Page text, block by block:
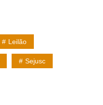
Leilão
Sejusc